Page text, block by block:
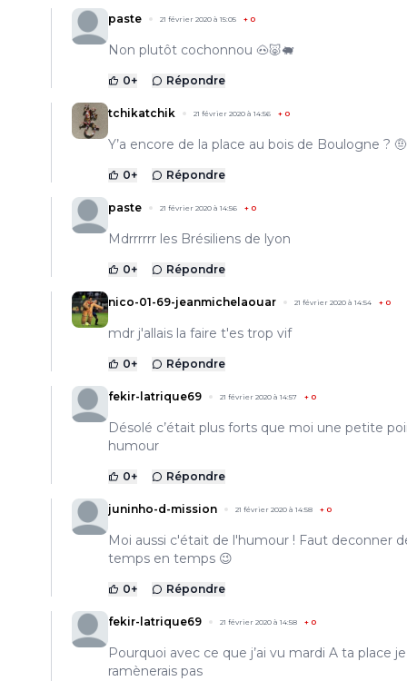
paste 21 février 2020 à 15:05 + 0
Non plutôt cochonnou 🐽🐷🐖
0+ Répondre
tchikatchik 21 février 2020 à 14:56 + 0
Y’a encore de la place au bois de Boulogne ?
0+ Répondre
paste 21 février 2020 à 14:56 + 0
Mdrrrrrr les Brésiliens de lyon
0+ Répondre
nico-01-69-jeanmichelaouar 21 février 2020 à 14:54 + 0
mdr j'allais la faire t'es trop vif
0+ Répondre
fekir-latrique69 21 février 2020 à 14:57 + 0
Désolé c’était plus forts que moi une petite
humour
0+ Répondre
juninho-d-mission 21 février 2020 à 14:58 + 0
Moi aussi c'était de l'humour ! Faut deconner
temps en temps 😉
0+ Répondre
fekir-latrique69 21 février 2020 à 14:58 + 0
Pourquoi avec ce que j’ai vu mardi A ta place
ramènerais pas